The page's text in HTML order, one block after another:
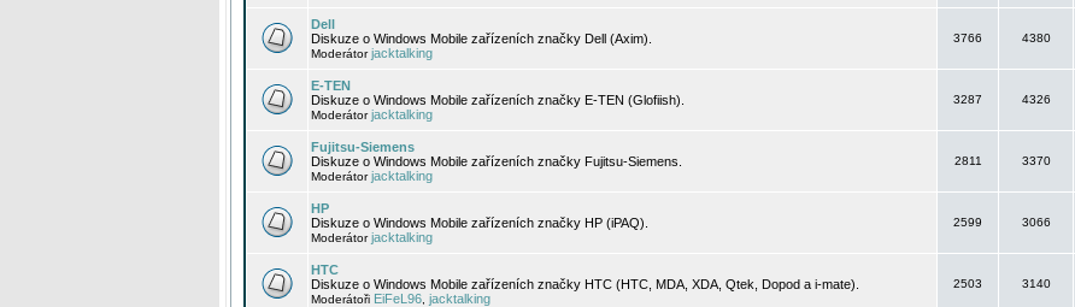
Dell
Diskuze o Windows Mobile zařízeních značky Dell (Axim).
Moderátorjacktalking
3766 4380
E-TEN
Diskuze o Windows Mobile zařízeních značky E-TEN (Glofiish).
Moderátorjacktalking
3287 4326
Fujitsu-Siemens
Diskuze o Windows Mobile zařízeních značky Fujitsu-Siemens.
Moderátorjacktalking
2811 3370
HP
Diskuze o Windows Mobile zařízeních značky HP (iPAQ).
Moderátorjacktalking
2599 3066
HTC
Diskuze o Windows Mobile zařízeních značky HTC (HTC, MDA, XDA, Qtek, Dopod a i-mate).
Moderátoři EiFeL96 jacktalking
2503 3140